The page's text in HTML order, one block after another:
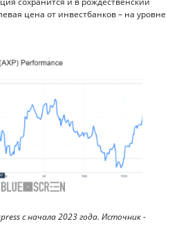
цена от инвестбанков – на уровне
с начала 2023 года. Источник -